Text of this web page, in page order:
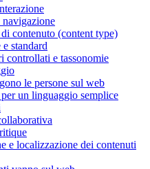
contenuto (content type)
standard
controllati e tassonomie
le persone sul web
un linguaggio semplice
e localizzazione dei contenuti